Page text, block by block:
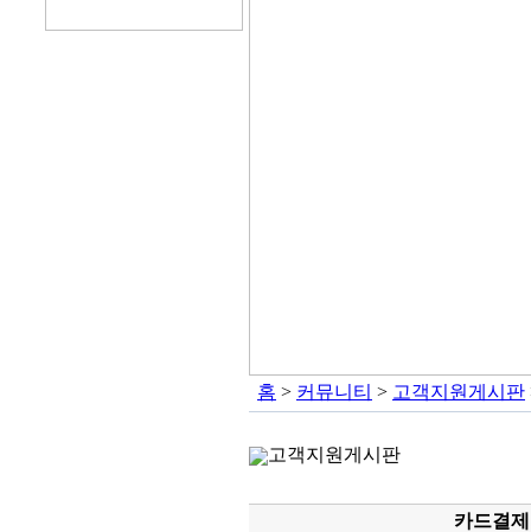
홈 > 커뮤니티 > 고객지원게시판
고객지원게시판
카드결